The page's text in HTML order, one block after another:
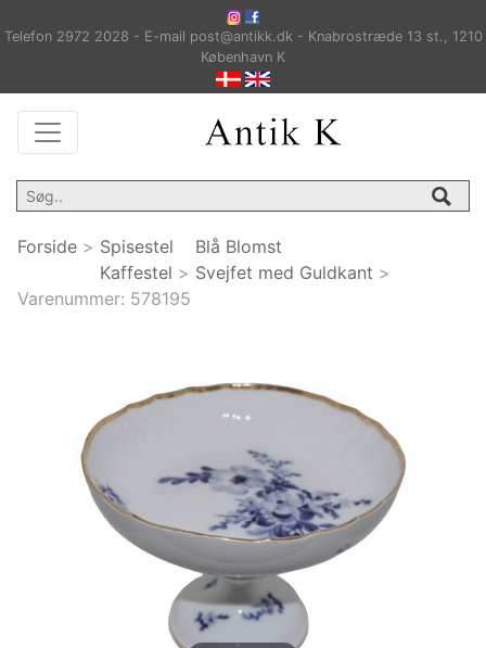
Telefon 2972 2028 - E-mail post@antikk.dk - Knabrostræde 13 st., 1210
København K
Forside > Spisestel
Kaffestel >
Blå Blomst
Svejfet med Guldkant >
Varenummer: 578195